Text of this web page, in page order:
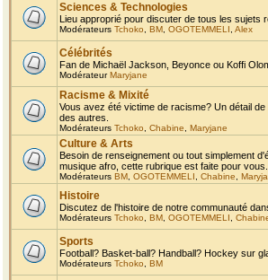
Sciences & Technologies
Lieu approprié pour discuter de tous les sujets
Modérateurs Tchoko BM OGOTEMMELI Alex
Célébrités
Fan de Michaël Jackson, Beyonce ou Koffi
ModérateurMaryjane
Racisme & Mixité
Vous avez été victime de racisme? Un détail
des autres.
Modérateurs Tchoko Chabine Maryjane
Culture & Arts
Besoin de renseignement ou tout simplement
musique afro, cette rubrique est faite pour vous.
Modérateurs BM OGOTEMMELI Chabine
Histoire
Discutez de l'histoire de notre communauté
Modérateurs Tchoko BM OGOTEMMELI
Sports
Football? Basket-ball? Handball? Hockey sur
Modérateurs Tchoko BM